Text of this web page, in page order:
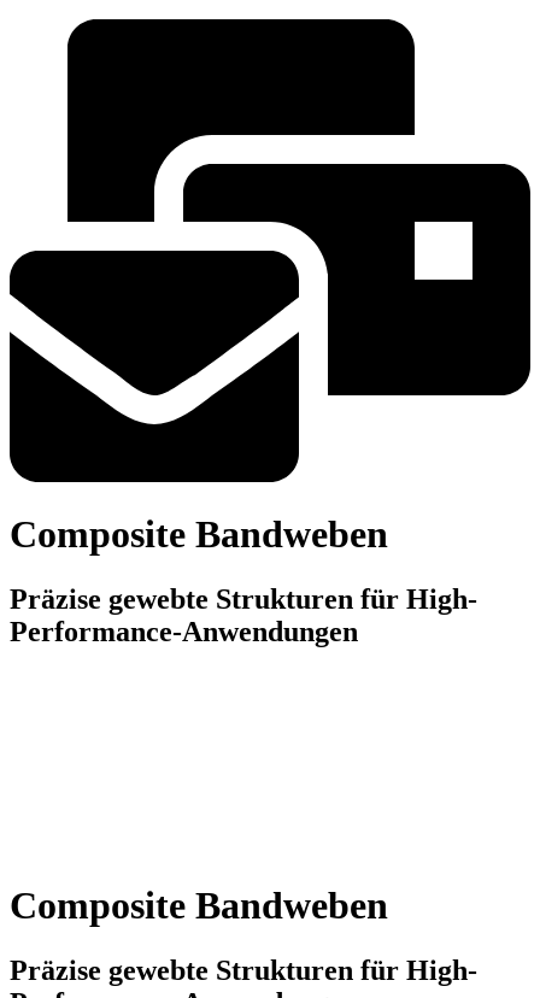
Composite Bandweben
Präzise gewebte Strukturen für High-
Performance-Anwendungen
Composite Bandweben
Präzise gewebte Strukturen für High-